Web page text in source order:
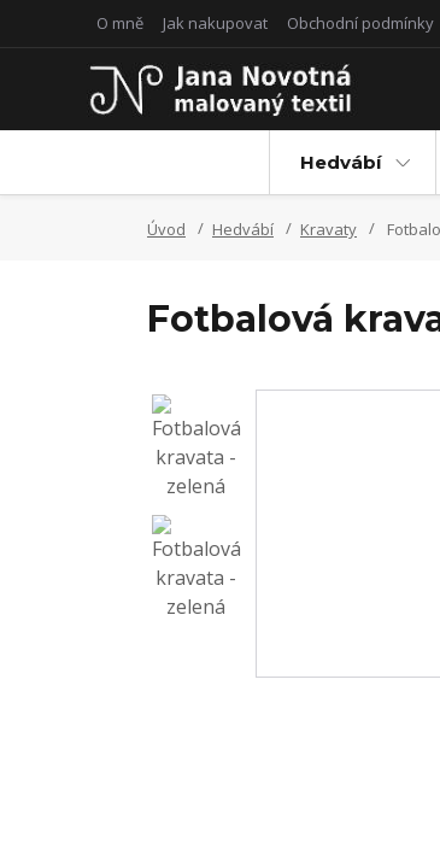
O mně Jak nakupovat Obchodní podmínky
Hedvábí
Úvod Hedvábí Kravaty
Fotbalová